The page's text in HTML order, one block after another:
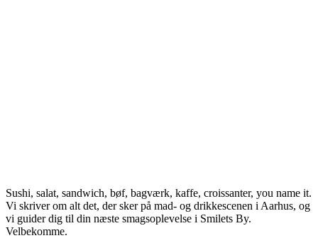
Sushi, salat, sandwich, bøf, bagværk, kaffe, croissanter, you name it.
Vi skriver om alt det, der sker på mad- og drikkescenen i Aarhus, og
vi guider dig til din næste smagsoplevelse i Smilets By.
Velbekomme.